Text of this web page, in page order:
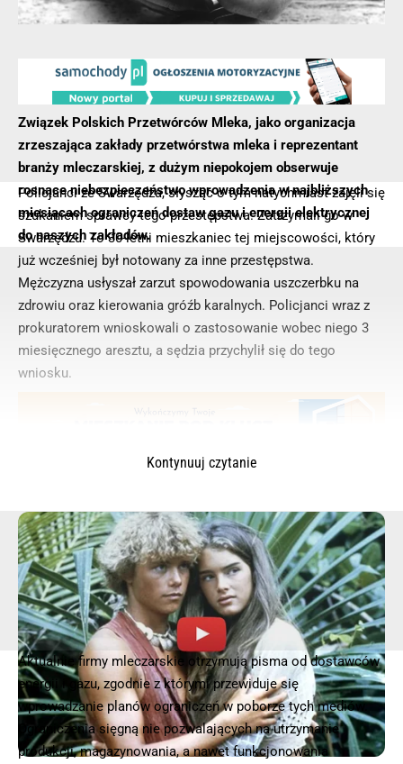
Policjanci ze Swarzędza, słysząc o tym natychmiast zajęli się
szukaniem sprawcy tego przestępstwa. Zatrzymali go w
Swarzędzu. To 30-letni mieszkaniec tej miejscowości, który
już wcześniej był notowany za inne przestępstwa.
Mężczyzna usłyszał zarzut spowodowania uszczerbku na
zdrowiu oraz kierowania gróźb karalnych. Policjanci wraz z
prokuratorem wnioskowali o zastosowanie wobec niego 3
miesięcznego aresztu, a sędzia przychylił się do tego
wniosku.
Związek Polskich Przetwórców Mleka, jako organizacja
zrzeszająca zakłady przetwórstwa mleka i reprezentant
branży mleczarskiej, z dużym niepokojem obserwuje
rosnące niebezpieczeństwo wprowadzenia w najbliższych
miesiącach ograniczeń dostaw gazu i energii elektrycznej
do naszych zakładów.
Aktualnie firmy mleczarskie otrzymują pisma od dostawców
energii i gazu, zgodnie z którymi przewiduje się
wprowadzanie planów ograniczeń w poborze tych mediów.
Ograniczenia sięgną nie pozwalających na utrzymanie
produkcji, magazynowania, a nawet funkcjonowania
Kontynuuj czytanie
© 2025 – Wielkopolska 112, Wszelkie prawa zastrzeżone |hvln.pl